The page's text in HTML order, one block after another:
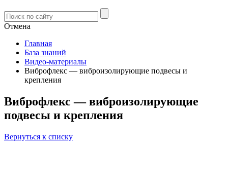
Отмена
Главная
База знаний
Видео-материалы
Виброфлекс — виброизолирующие подвесы и
крепления
Виброфлекс — виброизолирующие
подвесы и крепления
Вернуться к списку